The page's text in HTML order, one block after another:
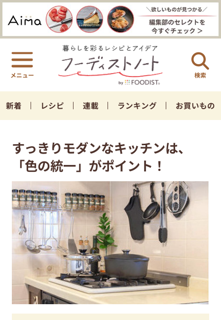
検索
新着 レシピ 連載 ランキング お買いもの
すっきりモダンなキッチンは、
「色の統一」がポイント！